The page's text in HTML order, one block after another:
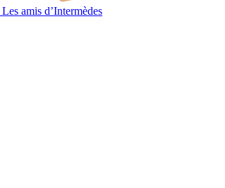
Les amis d’Intermèdes